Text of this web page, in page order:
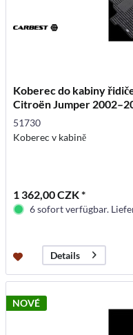
Koberec do kabiny
Citroën Jumper
51730
Koberec v kabině
1 362,00 CZK *
6 sofort verfügbar.
Details
NOVÉ